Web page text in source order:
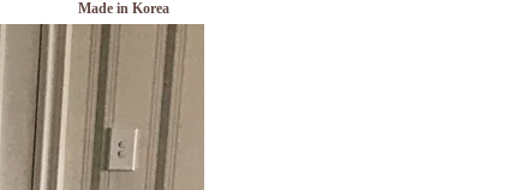
Made in Korea